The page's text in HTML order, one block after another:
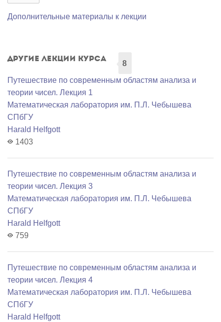
Дополнительные материалы к лекции
Другие лекции курса
8
Путешествие по современным областям анализа и
теории чисел. Лекция 1
Математичеcкая лаборатория им. П.Л. Чебышева
СПбГУ
Harald Helfgott
1403
Путешествие по современным областям анализа и
теории чисел. Лекция 3
Математичеcкая лаборатория им. П.Л. Чебышева
СПбГУ
Harald Helfgott
759
Путешествие по современным областям анализа и
теории чисел. Лекция 4
Математичеcкая лаборатория им. П.Л. Чебышева
СПбГУ
Harald Helfgott